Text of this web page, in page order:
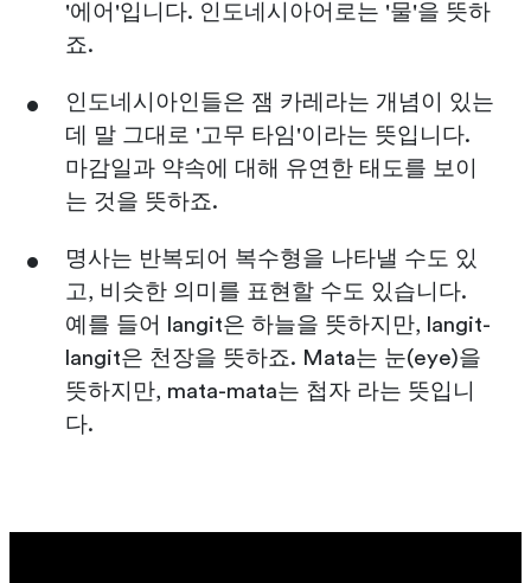
'에어'입니다. 인도네시아어로는 '물'을 뜻하
죠.
인도네시아인들은 잼 카레라는 개념이 있는
데 말 그대로 '고무 타임'이라는 뜻입니다.
마감일과 약속에 대해 유연한 태도를 보이
는 것을 뜻하죠.
명사는 반복되어 복수형을 나타낼 수도 있
고, 비슷한 의미를 표현할 수도 있습니다.
예를 들어 langit은 하늘을 뜻하지만, langit-
langit은 천장을 뜻하죠. Mata는 눈(eye)을
뜻하지만, mata-mata는 첩자 라는 뜻입니
다.